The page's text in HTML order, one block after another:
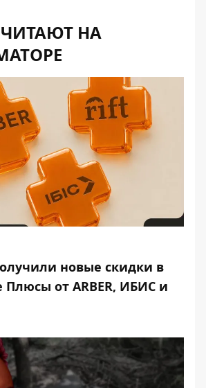
НА
новые скидки в
Плюсы от ARBER, ИБИС и